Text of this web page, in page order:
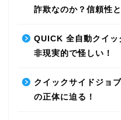
詐欺なのか？信頼性
QUICK 全自動クイッ
非現実的で怪しい！
クイックサイドジョ
の正体に迫る！